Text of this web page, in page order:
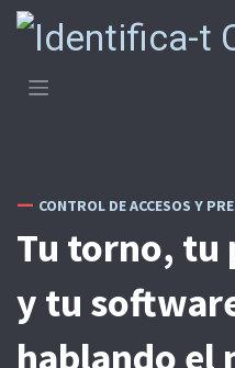
Ir al contenido
— CONTROL DE ACCESOS Y
Tu torno, tu
y tu
hablando el